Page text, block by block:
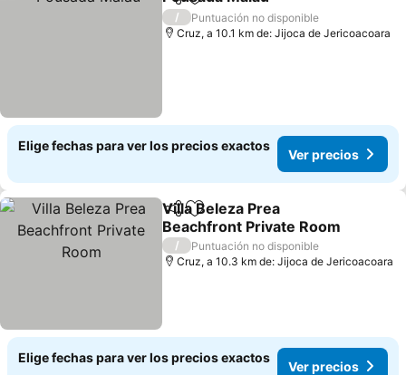
CompartirAgregar a favoritos
/
Puntuación no disponible
Cruz, a 10.1 km de: Jijoca de Jericoacoara
Elige fechas para ver los precios exactos
Ver precios
CompartirAgregar a favoritos
Villa Beleza Prea
Beachfront Private Room
Ver precios
/
Puntuación no disponible
Cruz, a 10.3 km de: Jijoca de Jericoacoara
Elige fechas para ver los precios exactos
Ver precios